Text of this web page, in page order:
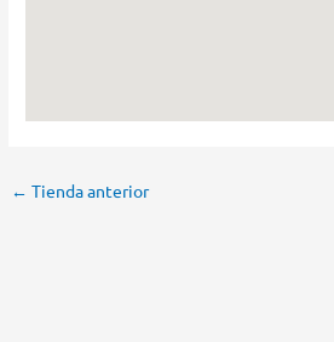
← Tienda anterior